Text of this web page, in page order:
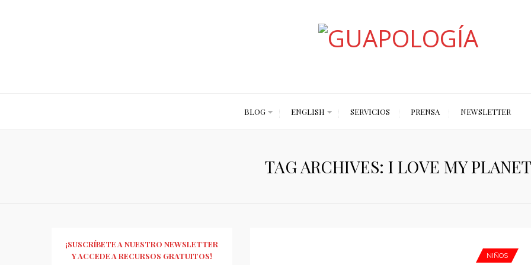
BLOG ENGLISH SERVICIOS PRENSA NEWSLETTER
TAG ARCHIVES: I LOVE MY PLANET
NIÑOS
¡SUSCRÍBETE A NUESTRO NEWSLETTER
Y ACCEDE A RECURSOS GRATUITOS!